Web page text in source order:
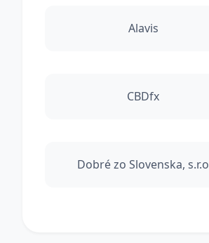
Alavis
CBDfx
Dobré zo Slovenska, s.r.o